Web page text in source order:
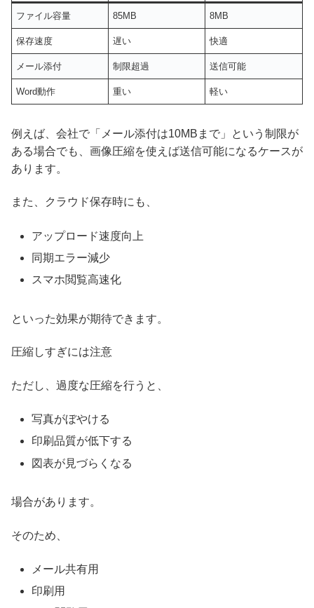
ファイル容量 85MB 8MB
保存速度 遅い 快適
メール添付 制限超過 送信可能
Word動作 重い 軽い
例えば、会社で「メール添付は10MBまで」という制限が
ある場合でも、画像圧縮を使えば送信可能になるケースが
あります。
また、クラウド保存時にも、
アップロード速度向上
同期エラー減少
スマホ閲覧高速化
といった効果が期待できます。
圧縮しすぎには注意
ただし、過度な圧縮を行うと、
写真がぼやける
印刷品質が低下する
図表が見づらくなる
場合があります。
そのため、
メール共有用
印刷用